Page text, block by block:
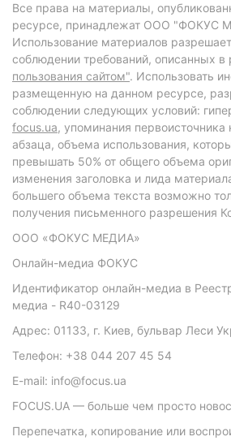
Все права на материалы,
ресурсе, принадлежат ООО "ФОКУС
Использование материалов
соблюдении требований, описанных в
пользования сайтом". Использовать
размещенную на данном ресурсе,
соблюдении следующих условий:
focus.ua, упоминания первоисточника
абзаца, объема использования,
превышать 50% от общего объема
изменения заголовка и лида
большего объема текста возможно
получения письменного разрешения
ООО «ФОКУС МЕДИА»
Онлайн-медиа ФОКУС
Идентификатор онлайн-медиа в
медиа - R40-03129
Адрес: 01133, г. Киев, бульвар Леси
Телефон: +38 044 207 45 54
E-mail: info@focus.ua
FOCUS.UA — больше чем просто
Перепечатка, копирование или